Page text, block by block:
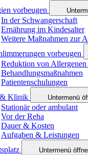
vorbeugen
In der Schwangerschaft
Ernährung im Kindesalter
Weitere Maßnahmen zur
vorbeugen
Reduktion von
Behandlungsmaßnahmen
Patientenschulungen
Klinik
Untermenü
Stationär oder ambulant
Vor der Reha
Dauer & Kosten
Aufgaben & Leistungen
Untermenü